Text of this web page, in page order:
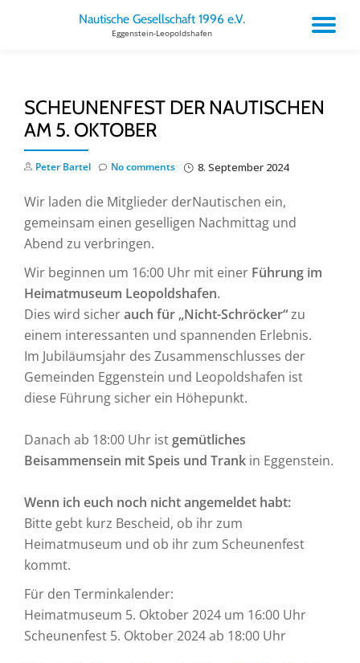
Nautische Gesellschaft 1996 e.V.
Eggenstein-Leopoldshafen
SCHEUNENFEST DER NAUTISCHEN
AM 5. OKTOBER
Peter Bartel 8. September 2024
No comments
Wir laden die Mitglieder derNautischen ein,
gemeinsam einen geselligen Nachmittag und
Abend zu verbringen.
Wir beginnen um 16:00 Uhr mit einer Führung im
Heimatmuseum Leopoldshafen.
Dies wird sicherauch für „Nicht-Schröcker“zu
einem interessanten und spannenden Erlebnis.
Im Jubiläumsjahr des Zusammenschlusses der
Gemeinden Eggenstein und Leopoldshafen ist
diese Führung sicher ein Höhepunkt.
Danach ab 18:00 Uhr ist gemütliches
Beisammensein mit Speis und Trank in Eggenstein.
Wenn ich euch noch nicht angemeldet habt:
Bitte gebt kurz Bescheid, ob ihr zum
Heimatmuseum und ob ihr zum Scheunenfest
kommt.
Für den Terminkalender:
Heimatmuseum 5. Oktober 2024 um 16:00 Uhr
Scheunenfest 5. Oktober 2024 ab 18:00 Uhr